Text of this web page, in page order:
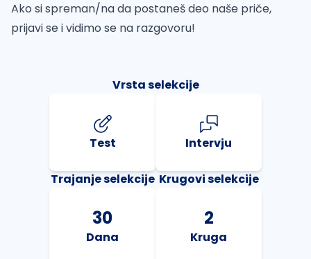
Ako si spreman/na da postaneš deo naše priče,
prijavi se i vidimo se na razgovoru!
Vrsta selekcije
Test Intervju
Trajanje selekcije
30
Dana
Krugovi selekcije
2
Kruga